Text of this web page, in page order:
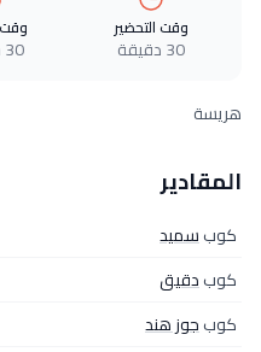
وقت التحضير
30 دقيقة 30 دقيقة
هريسة
المقادير
كوبسميد
كوبدقيق
كوبجوز هند